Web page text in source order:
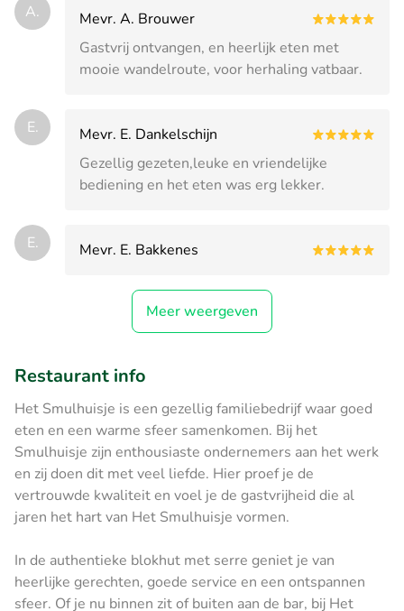
A.
Mevr. A. Brouwer
Gastvrij ontvangen, en heerlijk eten met
mooie wandelroute, voor herhaling vatbaar.
E.
Mevr. E. Dankelschijn
Gezellig gezeten,leuke en vriendelijke
bediening en het eten was erg lekker.
E. Mevr. E. Bakkenes
Meer weergeven
Restaurant info
Het Smulhuisje is een gezellig familiebedrijf waar goed
eten en een warme sfeer samenkomen. Bij het
Smulhuisje zijn enthousiaste ondernemers aan het werk
en zij doen dit met veel liefde. Hier proef je de
vertrouwde kwaliteit en voel je de gastvrijheid die al
jaren het hart van Het Smulhuisje vormen.
In de authentieke blokhut met serre geniet je van
heerlijke gerechten, goede service en een ontspannen
sfeer. Of je nu binnen zit of buiten aan de bar, bij Het